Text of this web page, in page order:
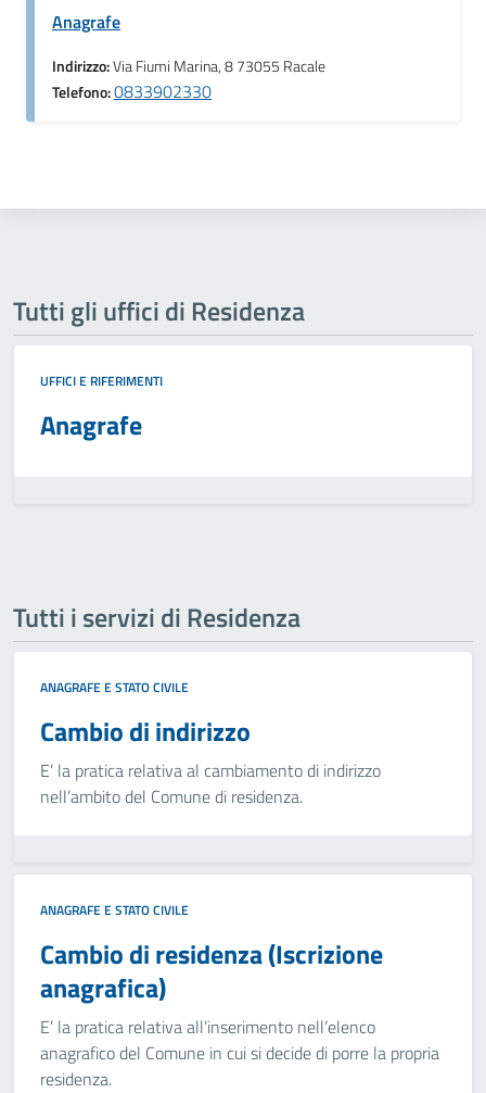
Anagrafe
Indirizzo:Via Fiumi Marina, 8 73055 Racale
Telefono:0833902330
Tutti gli uffici di Residenza
UFFICI E RIFERIMENTI
Anagrafe
Tutti i servizi di Residenza
ANAGRAFE E STATO CIVILE
Cambio di indirizzo
E’ la pratica relativa al cambiamento di indirizzo
nell’ambito del Comune di residenza.
ANAGRAFE E STATO CIVILE
Cambio di residenza (Iscrizione
anagrafica)
E’ la pratica relativa all’inserimento nell’elenco
anagrafico del Comune in cui si decide di porre la propria
residenza.